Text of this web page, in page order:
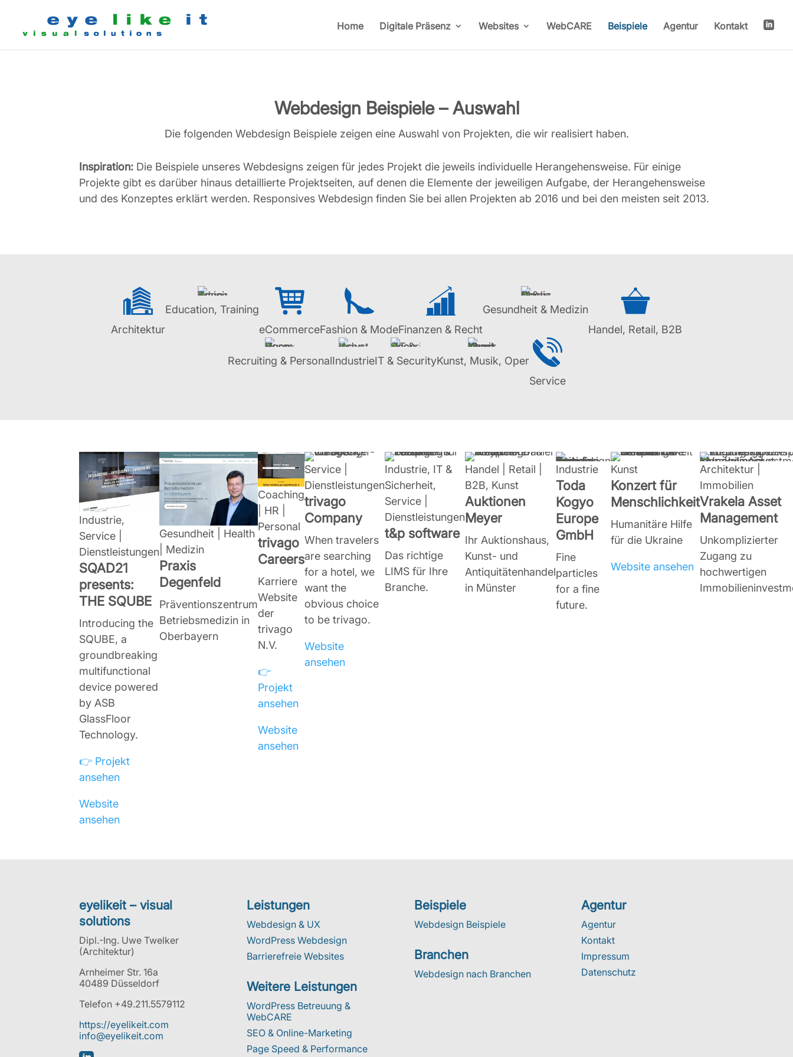
Home Digitale Präsenz Websites WebCARE Beispiele Agentur Kontakt 
Webdesign Beispiele – Auswahl
Die folgenden Webdesign Beispiele zeigen eine Auswahl von Projekten, die wir realisiert haben.
Inspiration: Die Beispiele unseres Webdesigns zeigen für jedes Projekt die jeweils individuelle Herangehensweise. Für einige
Projekte gibt es darüber hinaus detaillierte Projektseiten, auf denen die Elemente der jeweiligen Aufgabe, der Herangehensweise
und des Konzeptes erklärt werden. Responsives Webdesign finden Sie bei allen Projekten ab 2016 und bei den meisten seit 2013.
Architektur
Education, Training
eCommerceFashion & ModeFinanzen & Recht
Gesundheit & Medizin
Handel, Retail, B2B
Recruiting & PersonalIndustrieIT & SecurityKunst, Musik, Oper
Service
Industrie,
Service |
Dienstleistungen
SQAD21
presents:
THE SQUBE
Introducing the
SQUBE, a
groundbreaking
multifunctional
device powered
by ASB
GlassFloor
Technology.
👉 Projekt
ansehen
Website
ansehen
Gesundheit | Health
| Medizin
Praxis
Degenfeld
Präventionszentrum
Betriebsmedizin in
Oberbayern
Coaching
| HR |
Personal
trivago
Careers
Karriere
Website
der
trivago
N.V.
👉
Projekt
ansehen
Website
ansehen
Service |
Dienstleistungen
trivago
Company
When travelers
are searching
for a hotel, we
want the
obvious choice
to be trivago.
Website
ansehen
Industrie, IT &
Sicherheit,
Service |
Dienstleistungen
t&p software
Das richtige
LIMS für Ihre
Branche.
Handel | Retail |
B2B, Kunst
Auktionen
Meyer
Ihr Auktionshaus,
Kunst- und
Antiquitätenhandel
in Münster
Industrie
Toda
Kogyo
Europe
GmbH
Fine
particles
for a fine
future.
Kunst
Konzert für
Menschlichkeit
Humanitäre Hilfe
für die Ukraine
Website ansehen
Architektur |
Immobilien
Vrakela Asset
Management
Unkomplizierter
Zugang zu
hochwertigen
eyelikeit – visual
solutions
Dipl.-Ing. Uwe Twelker
(Architektur)
Arnheimer Str. 16a
40489 Düsseldorf
Telefon +49.211.5579112
https://eyelikeit.com
info@eyelikeit.com
Leistungen
Webdesign & UX
WordPress Webdesign
Barrierefreie Websites
Weitere Leistungen
WordPress Betreuung &
WebCARE
SEO & Online-Marketing
Page Speed & Performance
Beispiele
Webdesign Beispiele
Branchen
Webdesign nach Branchen
Agentur
Agentur
Kontakt
Impressum
Datenschutz